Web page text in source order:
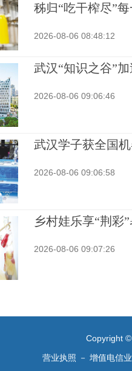
秭归“吃干榨尽”
2026-08-06 08:48:12
武汉“知识之谷”
2026-08-06 09:06:46
武汉学子获全国
2026-08-06 09:06:58
乡村娃乐享“荆彩
2026-08-06 09:07:26
Copyright
营业执照 － 增值电信